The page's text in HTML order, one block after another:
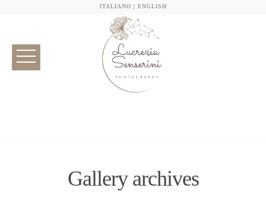
ITALIANO | ENGLISH
Gallery archives